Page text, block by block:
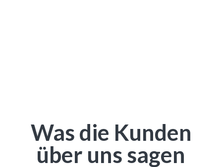
Was die Kunden
über uns sagen